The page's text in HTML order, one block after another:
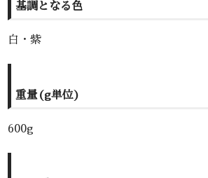
基調となる色
白・紫
重量(g単位)
600g